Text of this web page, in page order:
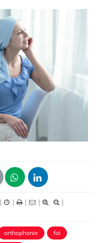
| | | |
|
orthophonie
foi